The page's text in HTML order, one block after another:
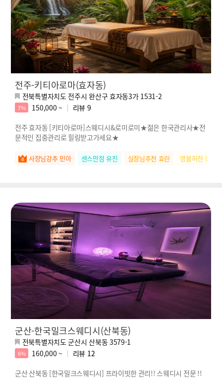
전주-키티아로마(효자동)
전북특별자치도 전주시 완산구 효자동3가 1531-2
7% 150,000 ~ 리뷰 9
전주 효자동 [키티아로마]스웨디시&로미로미★젊은 한국관리사★전
문적인 집중관리로 힐링받고가세요★
사장님강추 민아 센스만점 유진 실장님추천 효린 명불허전 정아
군산-한국밀크스웨디시(산북동)
전북특별자치도 군산시 산북동 3579-1
6% 160,000 ~ 리뷰 12
군산 산북동 [한국밀크스웨디시] 프라이빗한 관리!! 스웨디시 전문 !!